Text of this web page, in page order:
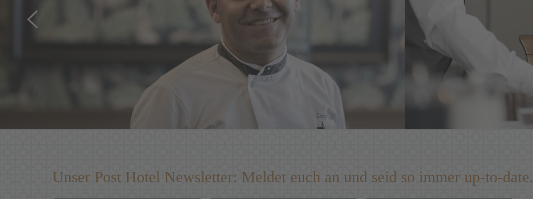
Unser Post Hotel Newsletter: Meldet euch an und seid so immer up-to-date.